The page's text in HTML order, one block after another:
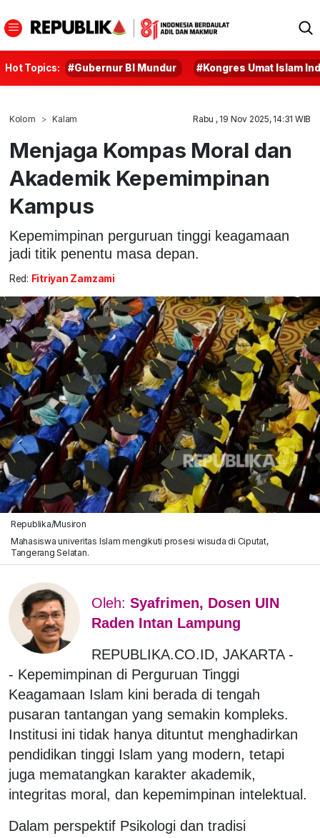
Hot Topics: #Gubernur BI Mundur #Kongres Umat Islam
Kolom Kalam Rabu , 19 Nov 2025, 14:31 WIB
Menjaga Kompas Moral dan
Akademik Kepemimpinan
Kampus
Kepemimpinan perguruan tinggi keagamaan
jadi titik penentu masa depan.
Red: Fitriyan Zamzami
Republika/Musiron
Mahasiswa univeritas Islam mengikuti prosesi wisuda di Ciputat,
Tangerang Selatan.
Oleh: Syafrimen, Dosen UIN
Raden Intan Lampung
REPUBLIKA.CO.ID, JAKARTA -
- Kepemimpinan di Perguruan Tinggi
Keagamaan Islam kini berada di tengah
pusaran tantangan yang semakin kompleks.
Institusi ini tidak hanya dituntut menghadirkan
pendidikan tinggi Islam yang modern, tetapi
juga mematangkan karakter akademik,
integritas moral, dan kepemimpinan intelektual.
Dalam perspektif Psikologi dan tradisi